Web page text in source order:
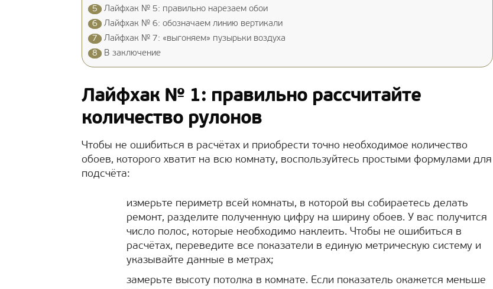
5
Лайфхак № 5: правильно нарезаем обои
6
Лайфхак № 6: обозначаем линию вертикали
7
Лайфхак № 7: «выгоняем» пузырьки воздуха
8
В заключение
Лайфхак № 1: правильно рассчитайте
количество рулонов
Чтобы не ошибиться в расчётах и приобрести точно необходимое количество
обоев, которого хватит на всю комнату, воспользуйтесь простыми формулами для
подсчёта:
измерьте периметр всей комнаты, в которой вы собираетесь делать
ремонт, разделите полученную цифру на ширину обоев. У вас получится
число полос, которые необходимо наклеить. Чтобы не ошибиться в
расчётах, переведите все показатели в единую метрическую систему и
указывайте данные в метрах;
замерьте высоту потолка в комнате. Если показатель окажется меньше